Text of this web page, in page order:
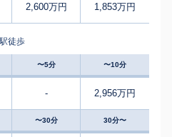
2,600万円 1,853万円
駅徒歩
〜5分 〜10分
- 2,956万円
〜30分 30分〜